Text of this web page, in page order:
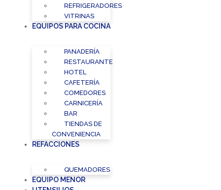
REFRIGERADORES
VITRINAS
EQUIPOS PARA COCINA
PANADERÍA
RESTAURANTE
HOTEL
CAFETERÍA
COMEDORES
CARNICERÍA
BAR
TIENDAS DE
CONVENIENCIA
REFACCIONES
QUEMADORES
EQUIPO MENOR